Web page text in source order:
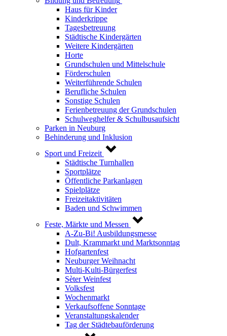
Haus für Kinder
Kinderkrippe
Tagesbetreuung
Städtische Kindergärten
Weitere Kindergärten
Horte
Grundschulen und Mittelschule
Förderschulen
Weiterführende Schulen
Berufliche Schulen
Sonstige Schulen
Ferienbetreuung der Grundschulen
Schulweghelfer & Schulbusaufsicht
Parken in Neuburg
Behinderung und Inklusion
Sport und Freizeit
Städtische Turnhallen
Sportplätze
Öffentliche Parkanlagen
Spielplätze
Freizeitaktivitäten
Baden und Schwimmen
Feste, Märkte und Messen
A-Zu-Bi! Ausbildungsmesse
Dult, Krammarkt und Marktsonntag
Hofgartenfest
Neuburger Weihnacht
Multi-Kulti-Bürgerfest
Sèter Weinfest
Volksfest
Wochenmarkt
Verkaufsoffene Sonntage
Veranstaltungskalender
Tag der Städtebauförderung